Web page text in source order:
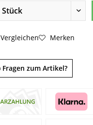
Vergleichen Merken
Fragen zum Artikel?